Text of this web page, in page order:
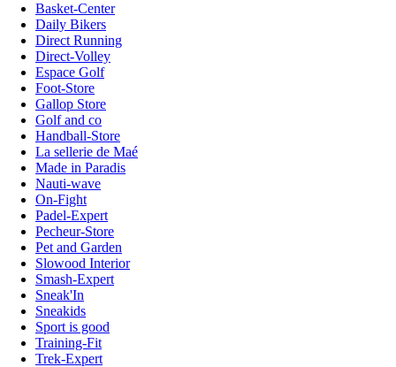
Basket-Center
Daily Bikers
Direct Running
Direct-Volley
Espace Golf
Foot-Store
Gallop Store
Golf and co
Handball-Store
La sellerie de Maé
Made in Paradis
Nauti-wave
On-Fight
Padel-Expert
Pecheur-Store
Pet and Garden
Slowood Interior
Smash-Expert
Sneak'In
Sneakids
Sport is good
Training-Fit
Trek-Expert